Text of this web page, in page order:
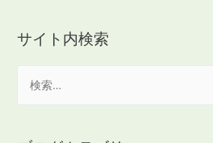
サイト内検索